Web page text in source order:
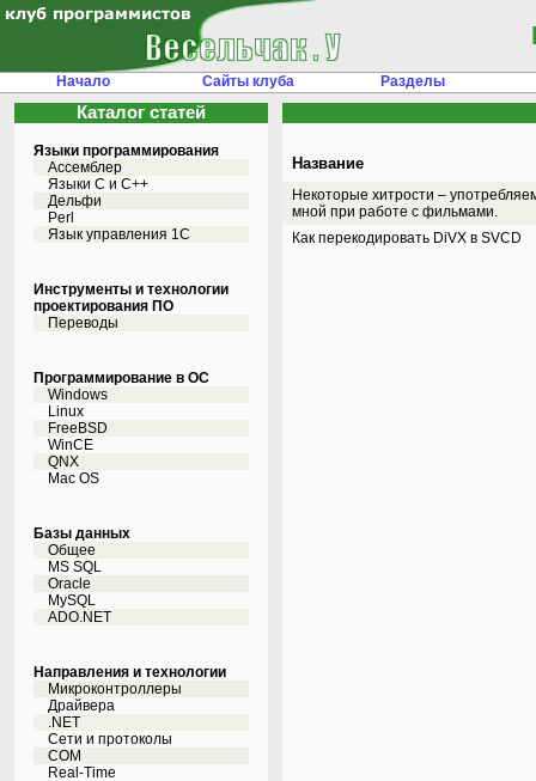
Начало Сайты клуба Разделы
Каталог статей
Языки программирования
Ассемблер
Языки С и C++
Дельфи
Perl
Язык управления 1С
Инструменты и технологии
проектирования ПО
Переводы
Программирование в ОС
Windows
Linux
FreeBSD
WinCE
QNX
Mac OS
Базы данных
Общее
MS SQL
Oracle
MySQL
ADO.NET
Направления и технологии
Микроконтроллеры
Драйвера
.NET
Сети и протоколы
COM
Real-Time
Название
Некоторые хитрости –
мной при работе с фильмами.
Как перекодировать DiVX в SVCD